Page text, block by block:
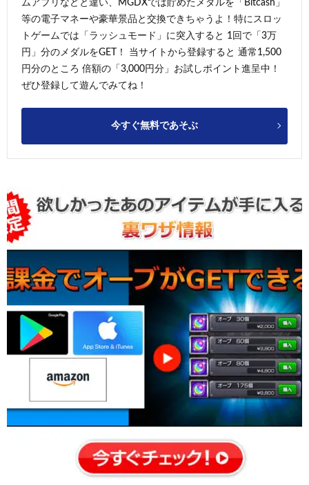
ムアプリなどと違い、MGDXでは貯めたメダルを「Bitcash」
等の電子マネーや豪華景品と交換できちゃうよ！特にスロッ
トゲームでは「ラッシュモード」に突入すると 1回で「3万
円」分のメダルをGET！ 当サイトから登録すると 通常1,500
円分のところ 倍額の「3,000円分」お試しポイント進呈中！
ぜひ登録して遊んでみてね！
今すぐ無料であそぶ